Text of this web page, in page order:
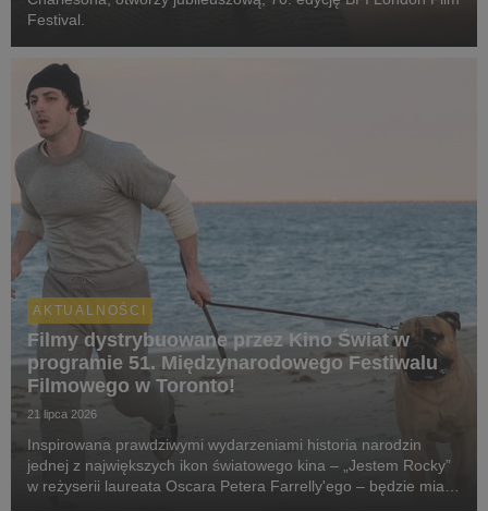
Festival.
AKTUALNOŚCI
Filmy dystrybuowane przez Kino Świat w
programie 51. Międzynarodowego Festiwalu
Filmowego w Toronto!
21 lipca 2026
Inspirowana prawdziwymi wydarzeniami historia narodzin
jednej z największych ikon światowego kina – „Jestem Rocky”
w reżyserii laureata Oscara Petera Farrelly'ego – będzie miała